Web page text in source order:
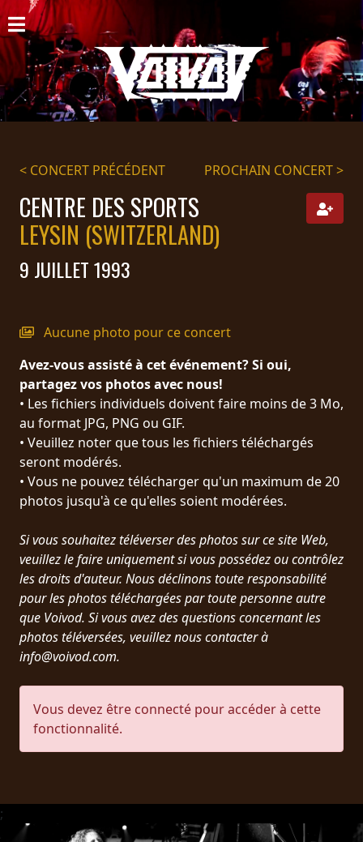
ACCUEIL
NOUVELLES
CONCERTS
DISCOGRAPHIE
GALERIE
BIO
PANIER
DIFFUSION
PRESSE
PIGGY
CONTACT
CONNEXION
NOUS
SOMMES
CONNECTÉS
CONDITIONS
D'UTILISATION
POLITIQUE
CONFIDENTIALITÉ
RETOURS
< CONCERT PRÉCÉDENT PROCHAIN CONCERT >
CENTRE DES SPORTS
LEYSIN (SWITZERLAND)
9 JUILLET 1993
Aucune photo pour ce concert
Avez-vous assisté à cet événement? Si oui,
partagez vos photos avec nous!
• Les fichiers individuels doivent faire moins de 3 Mo,
au format JPG, PNG ou GIF.
• Veuillez noter que tous les fichiers téléchargés
seront modérés.
• Vous ne pouvez télécharger qu'un maximum de 20
photos jusqu'à ce qu'elles soient modérées.
Si vous souhaitez téléverser des photos sur ce site Web,
veuillez le faire uniquement si vous possédez ou contrôlez
les droits d'auteur. Nous déclinons toute responsabilité
pour les photos téléchargées par toute personne autre
que Voivod. Si vous avez des questions concernant les
photos téléversées, veuillez nous contacter à
info@voivod.com.
Vous devez être connecté pour accéder à cette
fonctionnalité.
;